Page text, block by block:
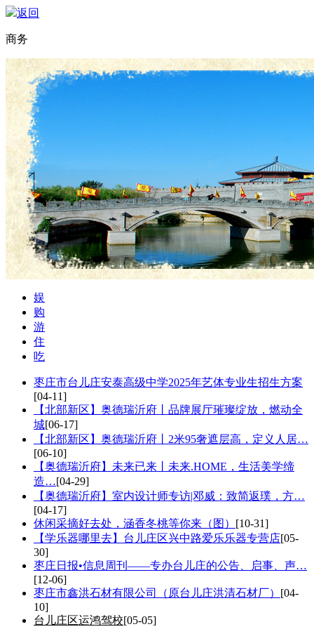
返回
商务
娱
购
游
住
吃
枣庄市台儿庄安泰高级中学2025年艺体专业生招生方案
[04-11]
【北部新区】奥德瑞沂府丨品牌展厅璀璨绽放，燃动全
城[06-17]
【北部新区】奥德瑞沂府丨2米95奢遮层高，定义人居…
[06-10]
【奥德瑞沂府】未来已来丨未来.HOME，生活美学缔
造…[04-29]
【奥德瑞沂府】室内设计师专访|邓威：致简返璞，方…
[04-17]
休闲采摘好去处，涵香冬桃等你来（图） [10-31]
【学乐器哪里去】台儿庄区兴中路爱乐乐器专营店[05-
30]
枣庄日报•信息周刊——专办台儿庄的公告、启事、声…
[12-06]
枣庄市鑫洪石材有限公司（原台儿庄洪清石材厂） [04-
10]
台儿庄区运鸿驾校[05-05]